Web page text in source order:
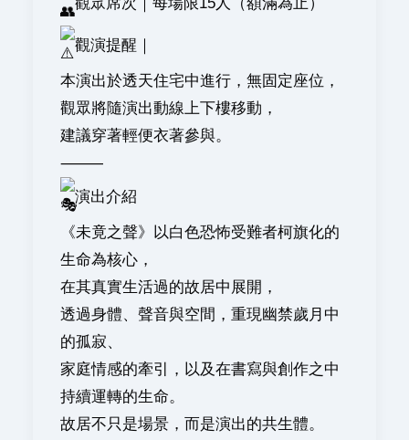
觀演提醒｜
本演出於透天住宅中進行，無固定座位，
觀眾將隨演出動線上下樓移動，
建議穿著輕便衣著參與。
⸻
演出介紹
《未竟之聲》以白色恐怖受難者柯旗化的
生命為核心，
在其真實生活過的故居中展開，
透過身體、聲音與空間，重現幽禁歲月中
的孤寂、
家庭情感的牽引，以及在書寫與創作之中
持續運轉的生命。
故居不只是場景，而是演出的共生體。